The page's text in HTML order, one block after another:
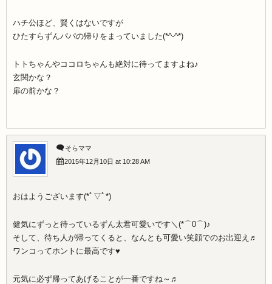
ハチ公ほど、賢くはないですが
ひたすらずんパパの帰りをまっていました(*^-^*)
トトちゃんやココロちゃんも絶対に待ってますよね♪
玄関かな？
扉の前かな？
そらママ
2015年12月10日 at 10:28 AM
おはようございます(*ﾟ▽ﾟ*)
健気にずっと待っているずん太君可愛いです＼(*⌒0⌒)♪
そして、待ち人が帰ってくると、なんとも可愛い笑顔でのお出迎え♬
ワンコってホントに最高です♥
元気に必ず帰ってあげることが一番ですね～♬